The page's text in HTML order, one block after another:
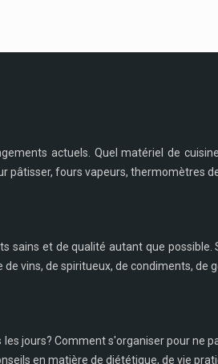
actuels. Quel matériel de
fours vapeurs, thermomètres
sains et de qualité autant que
vins, de spiritueux, de condiments, de
jours? Comment s'organiser pour
en matière de diététique, de vie